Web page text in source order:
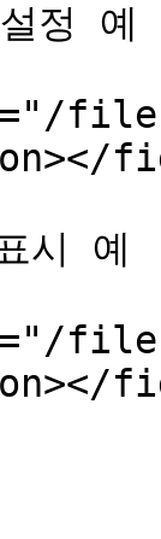
정 예
files/
시 예
files/